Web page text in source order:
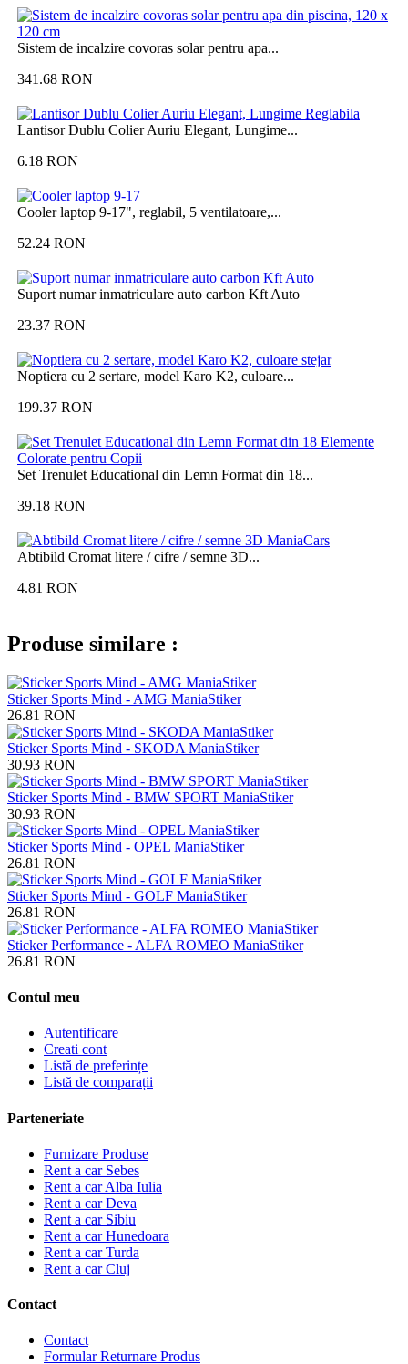
Sistem de incalzire covoras solar pentru apa...
341.68 RON
Lantisor Dublu Colier Auriu Elegant, Lungime...
6.18 RON
Cooler laptop 9-17", reglabil, 5 ventilatoare,...
52.24 RON
Suport numar inmatriculare auto carbon Kft Auto
23.37 RON
Noptiera cu 2 sertare, model Karo K2, culoare...
199.37 RON
Set Trenulet Educational din Lemn Format din 18...
39.18 RON
Abtibild Cromat litere / cifre / semne 3D...
4.81 RON
Produse similare :
Sticker Sports Mind - AMG ManiaStiker
26.81 RON
Sticker Sports Mind - SKODA ManiaStiker
30.93 RON
Sticker Sports Mind - BMW SPORT ManiaStiker
30.93 RON
Sticker Sports Mind - OPEL ManiaStiker
26.81 RON
Sticker Sports Mind - GOLF ManiaStiker
26.81 RON
Sticker Performance - ALFA ROMEO ManiaStiker
26.81 RON
Contul meu
Autentificare
Creati cont
Listă de preferințe
Listă de comparații
Parteneriate
Furnizare Produse
Rent a car Sebes
Rent a car Alba Iulia
Rent a car Deva
Rent a car Sibiu
Rent a car Hunedoara
Rent a car Turda
Rent a car Cluj
Contact
Contact
Formular Returnare Produs